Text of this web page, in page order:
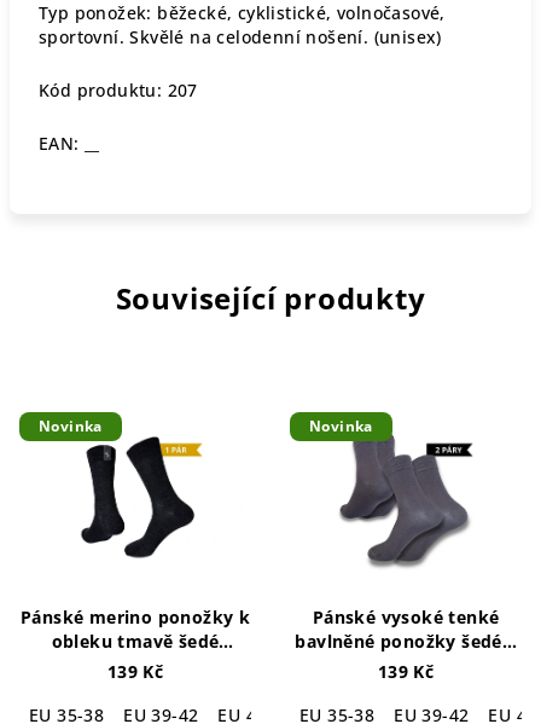
Typ ponožek: běžecké, cyklistické, volnočasové,
sportovní. Skvělé na celodenní nošení. (unisex)
Kód produktu: 207
EAN: __
Související produkty
Novinka
Pánské merino ponožky k
obleku tmavě šedé
Simply Merino Business
139 Kč
EU 35-38
EU 39-42 EU 43-46
EU 47-50
Novinka
Pánské vysoké tenké
bavlněné ponožky šedé –
Simply Cotton Grey
139 Kč
EU 35-38
EU 39-42
EU